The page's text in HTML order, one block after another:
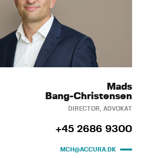
Mads
Bang-Christensen
DIRECTOR, ADVOKAT
+45 2686 9300
MCH@ACCURA.DK